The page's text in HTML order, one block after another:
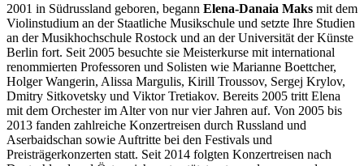
2001 in Südrussland geboren, begann Elena-Danaia Maks mit dem
Violinstudium an der Staatliche Musikschule und setzte Ihre Studien
an der Musikhochschule Rostock und an der Universität der Künste
Berlin fort. Seit 2005 besuchte sie Meisterkurse mit international
renommierten Professoren und Solisten wie Marianne Boettcher,
Holger Wangerin, Alissa Margulis, Kirill Troussov, Sergej Krylov,
Dmitry Sitkovetsky und Viktor Tretiakov. Bereits 2005 tritt Elena
mit dem Orchester im Alter von nur vier Jahren auf. Von 2005 bis
2013 fanden zahlreiche Konzertreisen durch Russland und
Aserbaidschan sowie Auftritte bei den Festivals und
Preisträgerkonzerten statt. Seit 2014 folgten Konzertreisen nach